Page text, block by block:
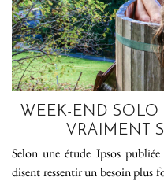
WEEK-END SOLO
VRAIMENT
Selon une étude Ipsos
disent ressentir un besoin plus